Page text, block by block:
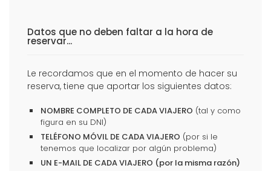
Datos que no deben faltar a la hora de
reservar...
Le recordamos que en el momento de hacer su
reserva, tiene que aportar los siguientes datos:
NOMBRE COMPLETO DE CADA VIAJERO (tal y como
figura en su DNI)
TELÉFONO MÓVIL DE CADA VIAJERO (por si le
tenemos que localizar por algún problema)
UN E-MAIL DE CADA VIAJERO (por la misma razón)